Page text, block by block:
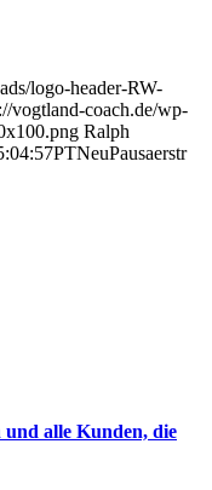
logo-header-RW-
vogtland-coach.de/wp-
Ralph
PTNeuPausaerstr
alle Kunden, die